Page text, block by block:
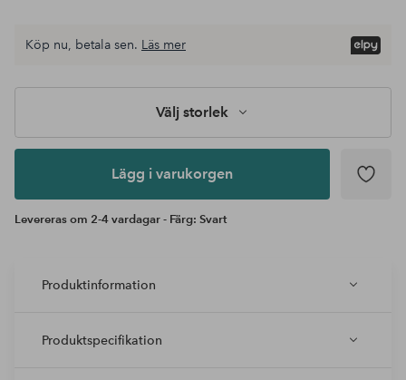
storlek
Lägg i
Köp nu, betala sen. Läs mer
Välj storlek
Lägg i varukorgen
Levereras om 2-4 vardagar - Färg: Svart
Produktinformation
Produktspecifikation